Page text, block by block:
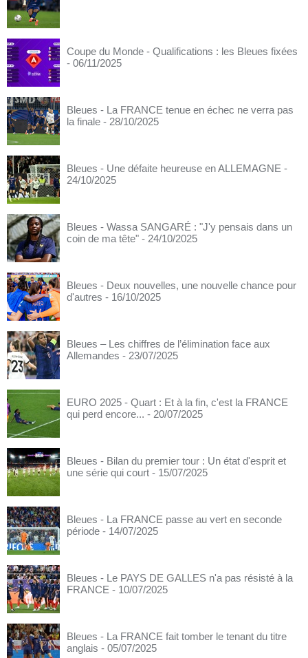
Coupe du Monde - Qualifications : les Bleues fixées
- 06/11/2025
Bleues - La FRANCE tenue en échec ne verra pas
la finale - 28/10/2025
Bleues - Une défaite heureuse en ALLEMAGNE -
24/10/2025
Bleues - Wassa SANGARÉ : "J'y pensais dans un
coin de ma tête" - 24/10/2025
Bleues - Deux nouvelles, une nouvelle chance pour
d'autres - 16/10/2025
Bleues – Les chiffres de l’élimination face aux
Allemandes - 23/07/2025
EURO 2025 - Quart : Et à la fin, c'est la FRANCE
qui perd encore... - 20/07/2025
Bleues - Bilan du premier tour : Un état d'esprit et
une série qui court - 15/07/2025
Bleues - La FRANCE passe au vert en seconde
période - 14/07/2025
Bleues - Le PAYS DE GALLES n'a pas résisté à la
FRANCE - 10/07/2025
Bleues - La FRANCE fait tomber le tenant du titre
anglais - 05/07/2025